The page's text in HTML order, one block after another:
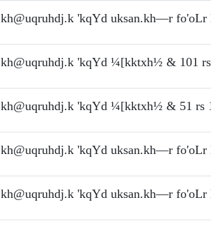
'kqYd uksan.kh—r
'kqYd ¼[kktxh½ & 101
'kqYd ¼[kktxh½ & 51 rs
'kqYd uksan.kh—r
'kqYd uksan.kh—r